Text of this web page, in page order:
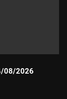
08/2026